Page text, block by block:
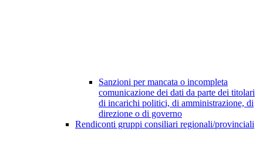
Sanzioni per mancata o incompleta
comunicazione dei dati da parte dei titolari
di incarichi politici, di amministrazione, di
direzione o di governo
Rendiconti gruppi consiliari regionali/provinciali